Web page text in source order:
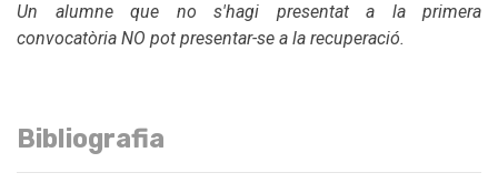
Un alumne que no s'hagi presentat a la primera
convocatòria NO pot presentar-se a la recuperació.
Bibliografia